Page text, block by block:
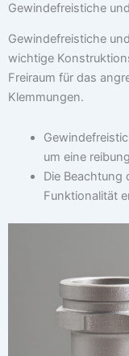
Gewindefreistiche
Gewindefreistiche
wichtige
Freiraum für das
Klemmungen.
um eine
Die Beachtung
Funktionalität